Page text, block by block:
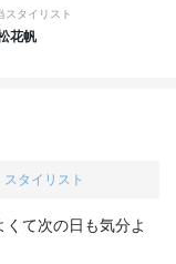
スタイリスト
花帆
スタイリスト
て次の日も気分よ